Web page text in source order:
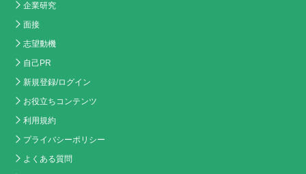
企業研究
面接
志望動機
自己PR
新規登録/ログイン
お役立ちコンテンツ
利用規約
プライバシーポリシー
よくある質問